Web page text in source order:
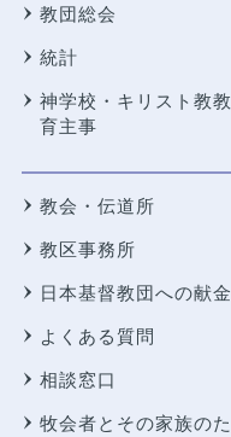
教団総会
統計
神学校・キリスト教教
育主事
教会・伝道所
教区事務所
日本基督教団への献金
よくある質問
相談窓口
牧会者とその家族のた